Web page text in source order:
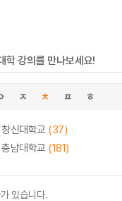
학 강의를 만나보세요!
ㅈ ㅊ ㅍ ㅎ
창신대학교 (37)
충남대학교 (181)
있습니다.